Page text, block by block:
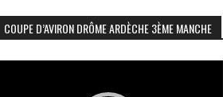
COUPE D’AVIRON DRÔME ARDÈCHE 3ÈME MANCHE